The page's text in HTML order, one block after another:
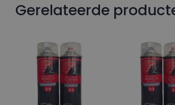
Gerelateerde